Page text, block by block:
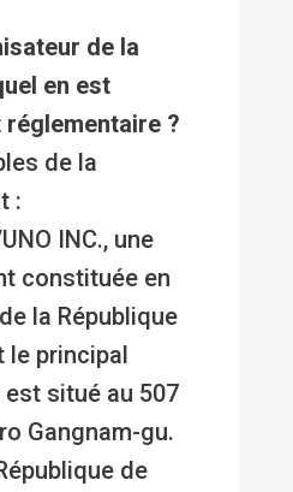
de la
en est
réglementaire ?
de la
:
INC., une
constituée en
la République
le principal
situé au 507
Gangnam-gu.
de